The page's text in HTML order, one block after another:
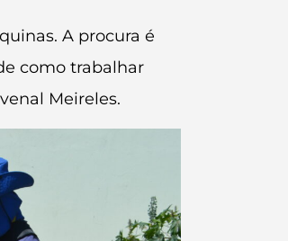
A procura é
como trabalhar
Meireles.